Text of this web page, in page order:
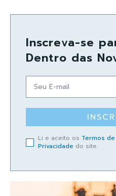
Inscreva-se
Dentro das
Li e aceito os Termos
Privacidade do site.